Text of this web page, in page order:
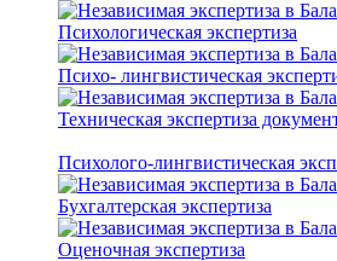
Психологическая экспертиза
Психо- лингвистическая
Техническая экспертиза
Психолого-лингвистическая
Бухгалтерская экспертиза
Оценочная экспертиза